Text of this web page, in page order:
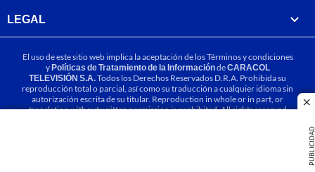
PUBLICIDAD
LEGAL
El uso de este sitio web implica la aceptación de losTérminos y condiciones
yPolíticas de Tratamiento de la InformacióndeCARACOL
TELEVISIÓN S.A.Todos los Derechos Reservados D.R.A. Prohibida su
reproducción total o parcial, así como su traducción a cualquier idioma sin
autorización escrita de su titular. Reproduction in whole or in part, or
translation without written permission is prohibited. All rights reserved